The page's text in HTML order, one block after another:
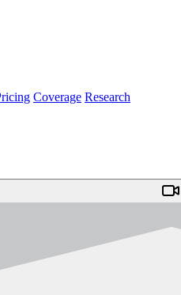
Coverage Research